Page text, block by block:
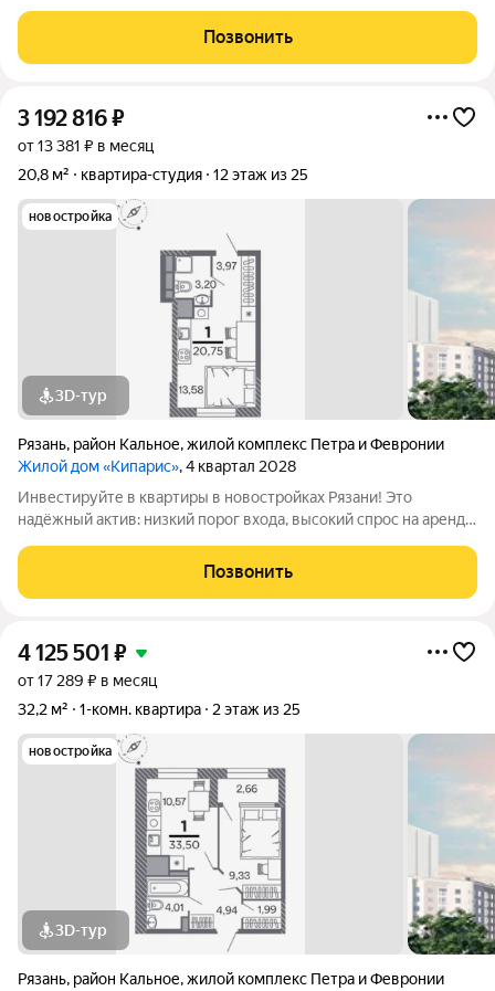
чтобы жизнь была удобной,
Позвонить
3 192 816₽
от 13 381 ₽ в месяц
20,8 м²
квартира-студия 12 этаж из 25
новостройка
3D-тур
Рязань, район Кальное,жилой комплекс Петра и Февронии
Жилой дом «Кипарис», 4 квартал 2028
Инвестируйте в квартиры в новостройках Рязани! Это
надёжный актив: низкий порог входа, высокий спрос на аренду
чтобы жизнь была удобной,
Позвонить
4 125 501 ₽
от 17 289 ₽ в месяц
32,2 м²
1-комн. квартира 2 этаж из 25
новостройка
3D-тур
Рязань, район Кальное,жилой комплекс Петра и Февронии